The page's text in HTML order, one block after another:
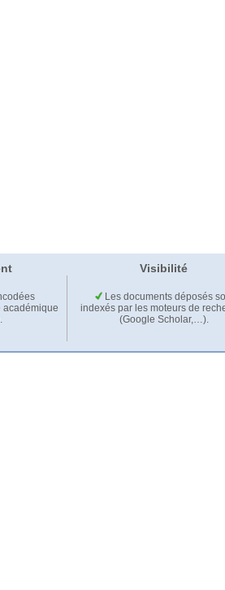
Visibilité
académique
Les documents déposés
indexés par les moteurs de
(Google Scholar,…).